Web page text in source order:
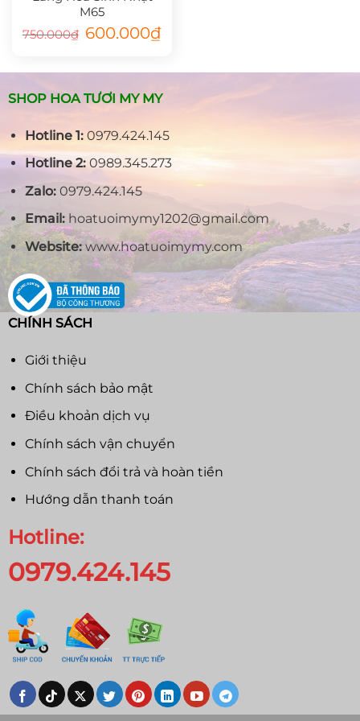
M65
750.000₫ Giá
gốc
600.000₫Giá
600.000₫.
SHOP HOA TƯƠI MY MY
Hotline 1:0979.424.145
Hotline 2:0989.345.273
Zalo:0979.424.145
Email:hoatuoimymy1202@gmail.com
Website:www.hoatuoimymy.com
CHÍNH SÁCH
Giới thiệu
Chính sách bảo mật
Điều khoản dịch vụ
Chính sách vận chuyển
Chính sách đổi trả và hoàn tiền
Hướng dẫn thanh toán
Hotline:
0979.424.145